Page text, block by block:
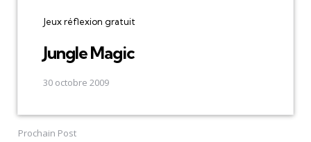
Jeux réflexion gratuit
Jungle Magic
30 octobre 2009
Prochain Post